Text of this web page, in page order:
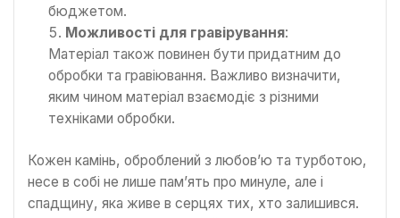
бюджетом.
Можливості для гравірування:
Матеріал також повинен бути придатним до
обробки та гравіювання. Важливо визначити,
яким чином матеріал взаємодіє з різними
техніками обробки.
Кожен камінь, оброблений з любов’ю та турботою,
несе в собі не лише пам’ять про минуле, але і
спадщину, яка живе в серцях тих, хто залишився.